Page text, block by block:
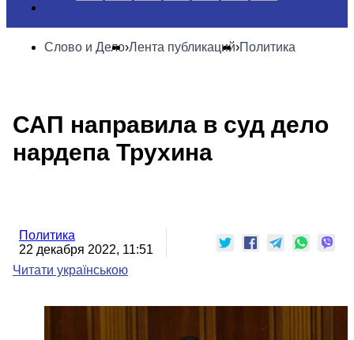
Слово и Дело›Лента публикаций›Политика
САП направила в суд дело
нардепа Трухина
Политика
22 декабря 2022, 11:51
Читати українською